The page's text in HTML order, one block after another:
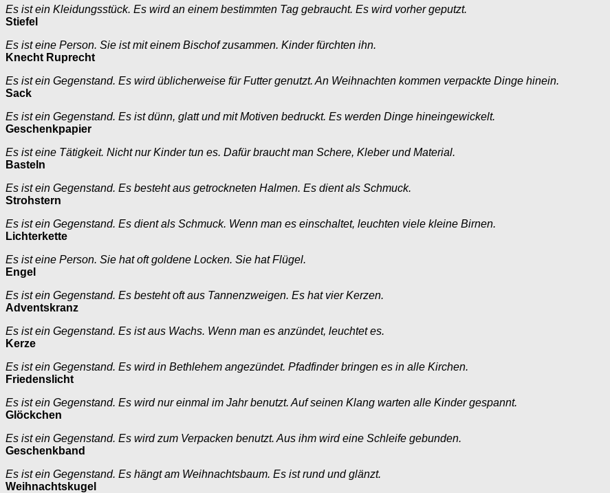
Es ist ein Kleidungsstück. Es wird an einem bestimmten Tag gebraucht. Es wird vorher geputzt.
Stiefel
Es ist eine Person. Sie ist mit einem Bischof zusammen. Kinder fürchten ihn.
Knecht Ruprecht
Es ist ein Gegenstand. Es wird üblicherweise für Futter genutzt. An Weihnachten kommen verpackte Dinge hinein.
Sack
Es ist ein Gegenstand. Es ist dünn, glatt und mit Motiven bedruckt. Es werden Dinge hineingewickelt.
Geschenkpapier
Es ist eine Tätigkeit. Nicht nur Kinder tun es. Dafür braucht man Schere, Kleber und Material.
Basteln
Es ist ein Gegenstand. Es besteht aus getrockneten Halmen. Es dient als Schmuck.
Strohstern
Es ist ein Gegenstand. Es dient als Schmuck. Wenn man es einschaltet, leuchten viele kleine Birnen.
Lichterkette
Es ist eine Person. Sie hat oft goldene Locken. Sie hat Flügel.
Engel
Es ist ein Gegenstand. Es besteht oft aus Tannenzweigen. Es hat vier Kerzen.
Adventskranz
Es ist ein Gegenstand. Es ist aus Wachs. Wenn man es anzündet, leuchtet es.
Kerze
Es ist ein Gegenstand. Es wird in Bethlehem angezündet. Pfadfinder bringen es in alle Kirchen.
Friedenslicht
Es ist ein Gegenstand. Es wird nur einmal im Jahr benutzt. Auf seinen Klang warten alle Kinder gespannt.
Glöckchen
Es ist ein Gegenstand. Es wird zum Verpacken benutzt. Aus ihm wird eine Schleife gebunden.
Geschenkband
Es ist ein Gegenstand. Es hängt am Weihnachtsbaum. Es ist rund und glänzt.
Weihnachtskugel